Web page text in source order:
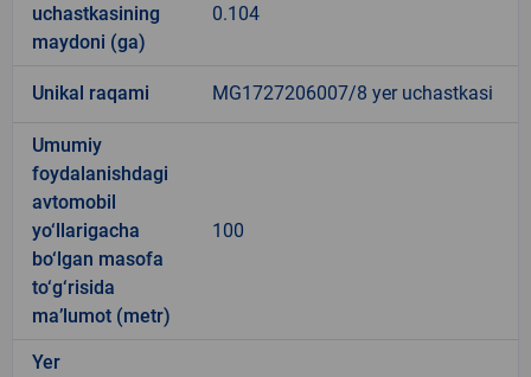
uchastkasining
maydoni (ga)
0.104
Unikal raqami MG1727206007/8 yer uchastkasi
Umumiy
foydalanishdagi
avtomobil
yo‘llarigacha
bo‘lgan masofa
to‘g‘risida
ma’lumot (metr)
100
Yer